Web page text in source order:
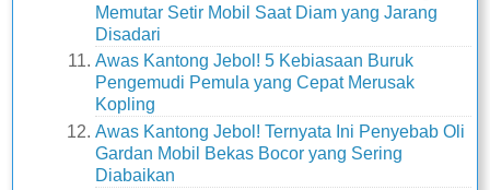
Memutar Setir Mobil Saat Diam yang Jarang
Disadari
Awas Kantong Jebol! 5 Kebiasaan Buruk
Pengemudi Pemula yang Cepat Merusak
Kopling
Awas Kantong Jebol! Ternyata Ini Penyebab Oli
Gardan Mobil Bekas Bocor yang Sering
Diabaikan